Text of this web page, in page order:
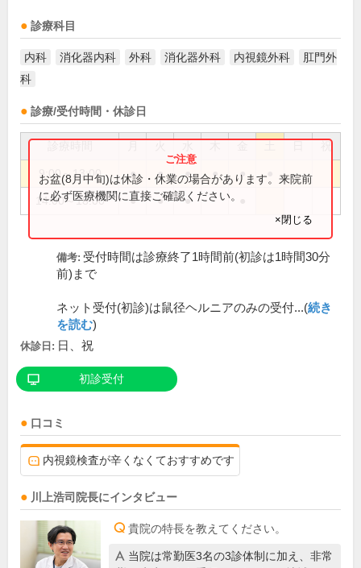
診療科目
内科 消化器内科 外科 消化器外科 内視鏡外科
肛門外
科
診療/受付時間・休診日
祝
9:00～13:00 ● ● ● ● ●
14:00～18:00 ● ● ●
お盆(8月中旬)は休診・休業の場合があります。来院前
に必ず医療機関に直接ご確認ください。
×閉じる
備考: 受付時間は診療終了1時間前(初診は1時間30分
前)まで
ネット受付(初診)は鼠径ヘルニアのみの受付...(続き
を読む)
休診日: 日、祝
初診受付
口コミ
内視鏡検査が辛くなくておすすめです
川上浩司 院長にインタビュー
貴院の特長を教えてください。
当院は常勤医3名の3診体制に加え、非常